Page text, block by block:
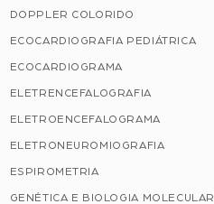
DOPPLER COLORIDO
ECOCARDIOGRAFIA PEDIÁTRICA
ECOCARDIOGRAMA
ELETRENCEFALOGRAFIA
ELETROENCEFALOGRAMA
ELETRONEUROMIOGRAFIA
ESPIROMETRIA
GENÉTICA E BIOLOGIA MOLECULAR